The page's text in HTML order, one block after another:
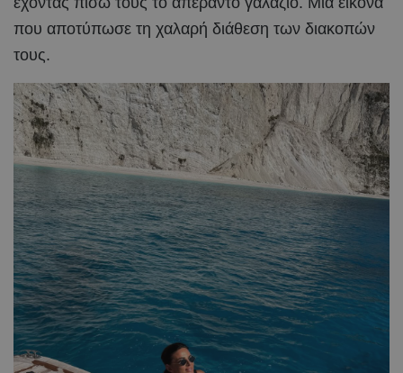
που αποτύπωσε τη χαλαρή διάθεση των διακοπών
τους.